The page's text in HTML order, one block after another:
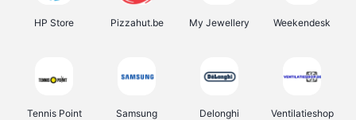
HP Store Pizzahut.be My Jewellery Weekendesk
Tennis Point Samsung Delonghi Ventilatieshop